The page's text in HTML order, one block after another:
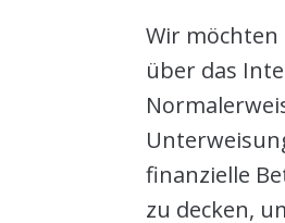
Wir
über das
finanzielle
zu decken,